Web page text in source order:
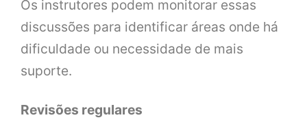
Os instrutores podem monitorar essas
discussões para identificar áreas onde há
dificuldade ou necessidade de mais
suporte.
Revisões regulares